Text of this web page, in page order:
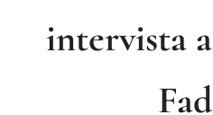
intervista